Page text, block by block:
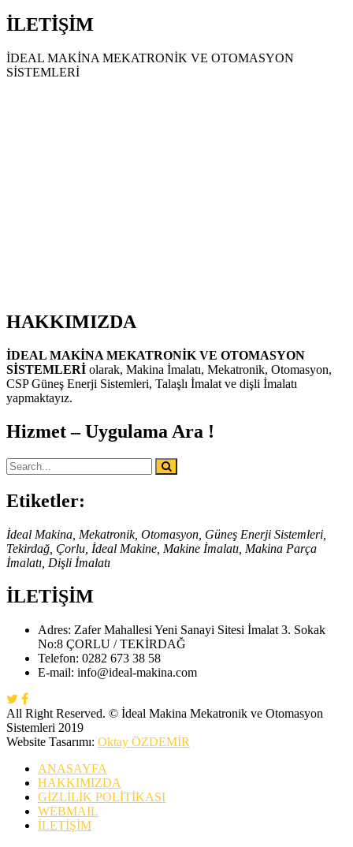
İLETİŞİM
İDEAL MAKİNA MEKATRONİK VE OTOMASYON
SİSTEMLERİ
HAKKIMIZDA
İDEAL MAKİNA MEKATRONİK VE OTOMASYON
SİSTEMLERİ olarak, Makina İmalatı, Mekatronik, Otomasyon,
CSP Güneş Enerji Sistemleri, Talaşlı İmalat ve dişli İmalatı
yapmaktayız.
Hizmet – Uygulama Ara !
Etiketler:
İdeal Makina, Mekatronik, Otomasyon, Güneş Enerji Sistemleri,
Tekirdağ, Çorlu, İdeal Makine, Makine İmalatı, Makina Parça
İmalatı, Dişli İmalatı
İLETİŞİM
Adres: Zafer Mahallesi Yeni Sanayi Sitesi İmalat 3. Sokak
No:8 ÇORLU / TEKİRDAĞ
Telefon: 0282 673 38 58
E-mail: info@ideal-makina.com
All Right Reserved. © İdeal Makina Mekatronik ve Otomasyon
Sistemleri 2019
Website Tasarımı: Oktay ÖZDEMİR
ANASAYFA
HAKKIMIZDA
GİZLİLİK POLİTİKASI
WEBMAIL
İLETİŞİM